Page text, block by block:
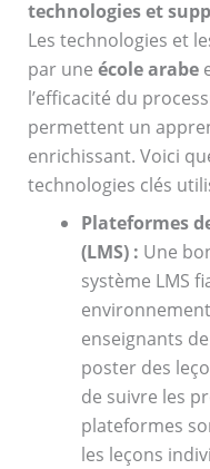
technologies et
Les technologies et
par une école arabe
l’efficacité du
permettent un
enrichissant. Voici
technologies clés
Plateformes
(LMS) : Une
système LMS
enseignants
poster des
de suivre les
plateformes
les leçons